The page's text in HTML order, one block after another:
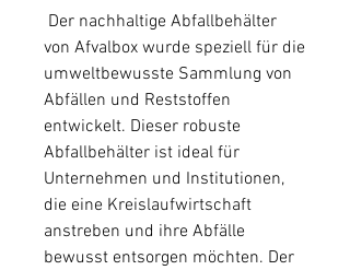
Der nachhaltige Abfallbehälter
von Afvalbox wurde speziell für die
umweltbewusste Sammlung von
Abfällen und Reststoffen
entwickelt. Dieser robuste
Abfallbehälter ist ideal für
Unternehmen und Institutionen,
die eine Kreislaufwirtschaft
anstreben und ihre Abfälle
bewusst entsorgen möchten. Der